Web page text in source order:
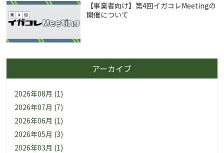
【事業者向け】第4回イガコレMeetingの
開催について
アーカイブ
2026年08月 (1)
2026年07月 (7)
2026年06月 (1)
2026年05月 (3)
2026年03月 (1)